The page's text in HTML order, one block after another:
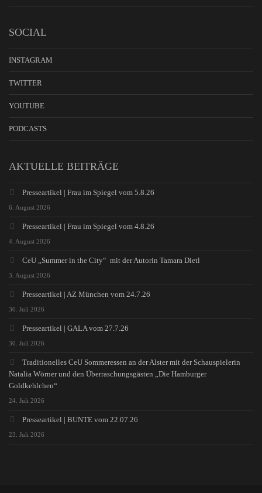
SOCIAL
INSTAGRAM
TWITTER
YOUTUBE
PODCASTS
AKTUELLE BEITRÄGE
Presseartikel | Frau im Spiegel vom 5.8.26
6. August 2026
Presseartikel | Frau im Spiegel vom 4.8.26
4. August 2026
CeU „Summer in the City“ mit der Autorin Tamara Dietl
3. August 2026
Presseartikel | AZ München vom 24.7.26
30. Juli 2026
Presseartikel | GALA vom 27.7.26
30. Juli 2026
Traditionelles CeU Sommeressen an der Alster mit der Schauspielerin
Natalia Wörner und den Überraschungsgästen „Die Hamburger
Goldkehlchen“
24. Juli 2026
Presseartikel | BUNTE vom 22.07.26
23. Juli 2026